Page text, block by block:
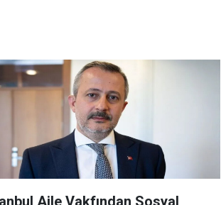
Aile Vakfından Sosyal